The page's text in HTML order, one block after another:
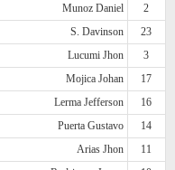
Munoz Daniel
2
S. Davinson
23
Lucumi Jhon
3
Mojica Johan
17
Lerma Jefferson
16
Puerta Gustavo
14
Arias Jhon
11